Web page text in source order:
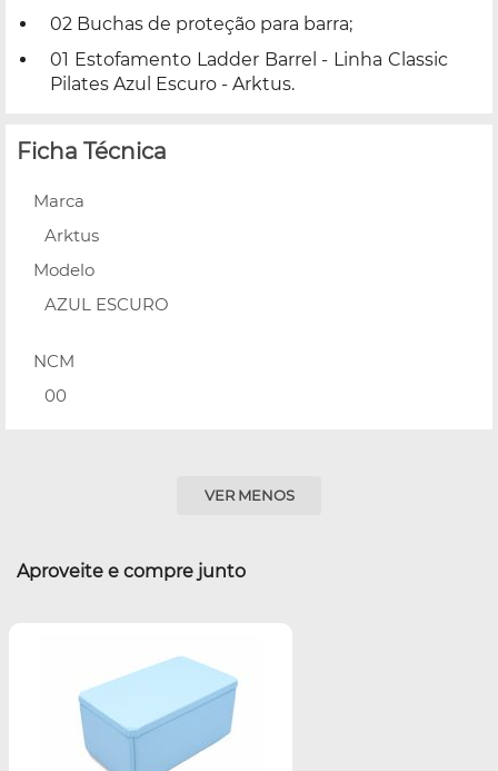
02 Buchas de proteção para barra;
01 Estofamento Ladder Barrel - Linha Classic
Pilates Azul Escuro - Arktus.
Ficha Técnica
Marca
Arktus
Modelo
AZUL ESCURO
NCM
00
VER MENOS
Aproveite e compre junto